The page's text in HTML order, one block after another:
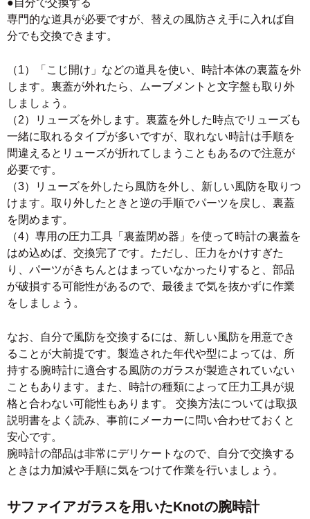
専門的な道具が必要ですが、替えの風防さえ手に入れば自
分でも交換できます。
（1）「こじ開け」などの道具を使い、時計本体の裏蓋を外
します。裏蓋が外れたら、ムーブメントと文字盤も取り外
しましょう。
（2）リューズを外します。裏蓋を外した時点でリューズも
一緒に取れるタイプが多いですが、取れない時計は手順を
間違えるとリューズが折れてしまうこともあるので注意が
必要です。
（3）リューズを外したら風防を外し、新しい風防を取りつ
けます。取り外したときと逆の手順でパーツを戻し、裏蓋
を閉めます。
（4）専用の圧力工具「裏蓋閉め器」を使って時計の裏蓋を
はめ込めば、交換完了です。ただし、圧力をかけすぎた
り、パーツがきちんとはまっていなかったりすると、部品
が破損する可能性があるので、最後まで気を抜かずに作業
をしましょう。
なお、自分で風防を交換するには、新しい風防を用意でき
ることが大前提です。製造された年代や型によっては、所
持する腕時計に適合する風防のガラスが製造されていない
こともあります。また、時計の種類によって圧力工具が規
格と合わない可能性もあります。 交換方法については取扱
説明書をよく読み、事前にメーカーに問い合わせておくと
安心です。
腕時計の部品は非常にデリケートなので、自分で交換する
ときは力加減や手順に気をつけて作業を行いましょう。
サファイアガラスを用いたKnotの腕時計